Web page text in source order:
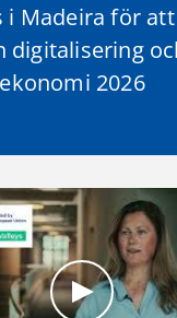
i Madeira för
digitalisering
2026